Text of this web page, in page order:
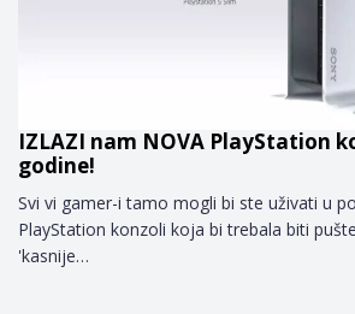
IZLAZI nam NOVA PlayStation
godine!
Svi vi gamer-i tamo mogli bi ste uživati u
PlayStation konzoli koja bi trebala biti
'kasnije…